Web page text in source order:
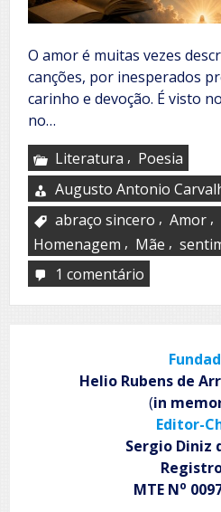
O amor é muitas vezes
canções, por inesperados
carinho e devoção. É visto
no…
Literatura , Poesia
Augusto Antonio
abraço sincero , Amor ,
Homenagem , Mãe ,
1 comentário
poema
será
escrito
Helio Rubens de
(in
Editor-
Sergio Diniz
MTE No